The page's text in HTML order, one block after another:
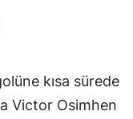
kısa sürede
Victor Osimhen